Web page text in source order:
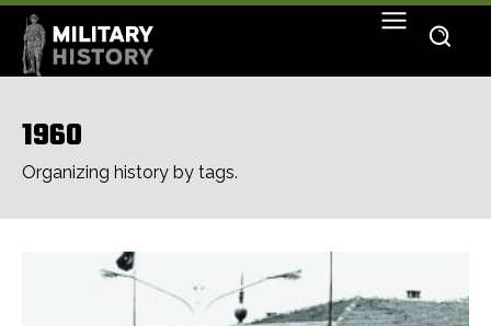
1960
Organizing history by tags.